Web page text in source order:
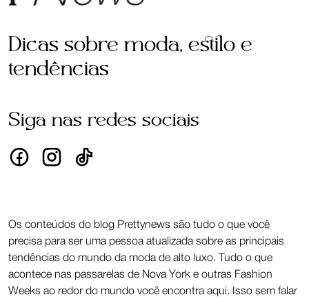
Dicas sobre moda, estilo e
tendências
Siga nas redes sociais
Os conteúdos do blog Prettynews são tudo o que você
precisa para ser uma pessoa atualizada sobre as principais
tendências do mundo da moda de alto luxo. Tudo o que
acontece nas passarelas de Nova York e outras Fashion
Weeks ao redor do mundo você encontra aqui. Isso sem falar